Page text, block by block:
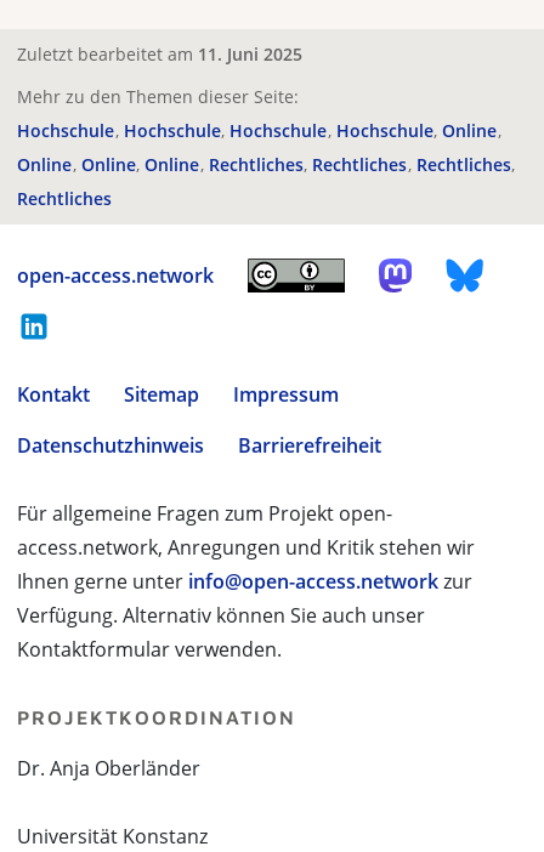
Zuletzt bearbeitet am 11. Juni 2025
Mehr zu den Themen dieser Seite:
Hochschule Hochschule Hochschule Hochschule Online
Online Online Online Rechtliches Rechtliches Rechtliches
Rechtliches
open-access.network
Kontakt Sitemap
Impressum
Datenschutzhinweis
Barrierefreiheit
Für allgemeine Fragen zum Projekt open-
access.network, Anregungen und Kritik stehen wir
Ihnen gerne unter info@open-access.networkzur
Verfügung. Alternativ können Sie auch unser
Kontaktformular verwenden.
PROJEKTKOORDINATION
Dr. Anja Oberländer
Universität Konstanz